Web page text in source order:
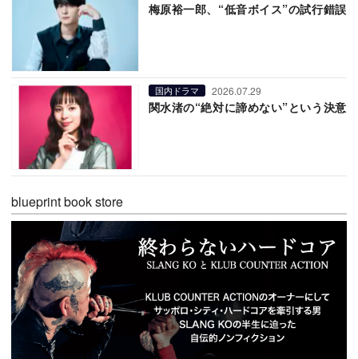
梅原裕一郎、“低音ボイス”の試行錯誤
国内ドラマ 2026.07.29
関水渚の“絶対に諦めない”という決意
blueprint book store